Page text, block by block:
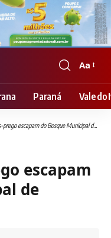
Font
Resizer
Aa
Paraná Vale do
escapam do Bosque Municipal de Apucarana
escapam
de